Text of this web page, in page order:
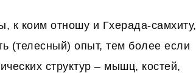
к коим отношу и Гхерада-самхиту,
(телесный) опыт, тем более если
структур – мышц, костей,